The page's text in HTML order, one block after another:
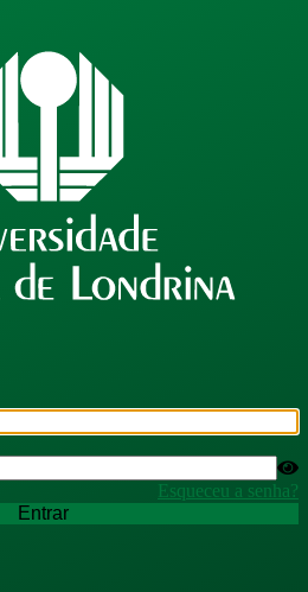
Esqueceu a senha?
Entrar